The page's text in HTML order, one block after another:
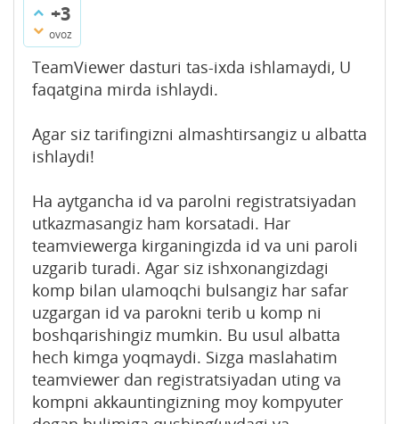
+3
ovoz
TeamViewer dasturi tas-ixda ishlamaydi, U
faqatgina mirda ishlaydi.
Agar siz tarifingizni almashtirsangiz u albatta
ishlaydi!
Ha aytgancha id va parolni registratsiyadan
utkazmasangiz ham korsatadi. Har
teamviewerga kirganingizda id va uni paroli
uzgarib turadi. Agar siz ishxonangizdagi
komp bilan ulamoqchi bulsangiz har safar
uzgargan id va parokni terib u komp ni
boshqarishingiz mumkin. Bu usul albatta
hech kimga yoqmaydi. Sizga maslahatim
teamviewer dan registratsiyadan uting va
kompni akkauntingizning moy kompyuter